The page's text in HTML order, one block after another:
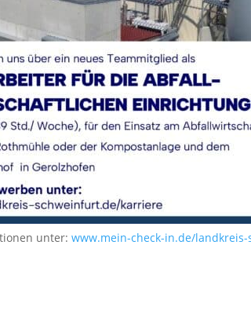
unter: www.mein-check-in.de/